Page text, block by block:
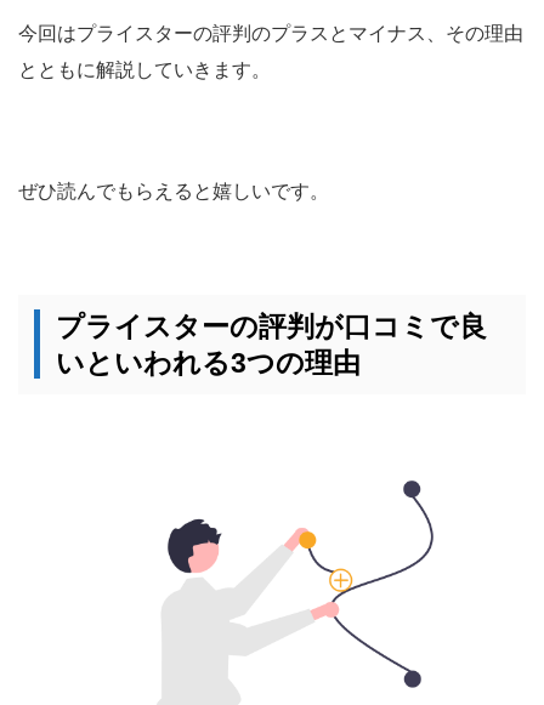
今回はプライスターの評判のプラスとマイナス、その理由
とともに解説していきます。
ぜひ読んでもらえると嬉しいです。
プライスターの評判が口コミで良
いといわれる3つの理由